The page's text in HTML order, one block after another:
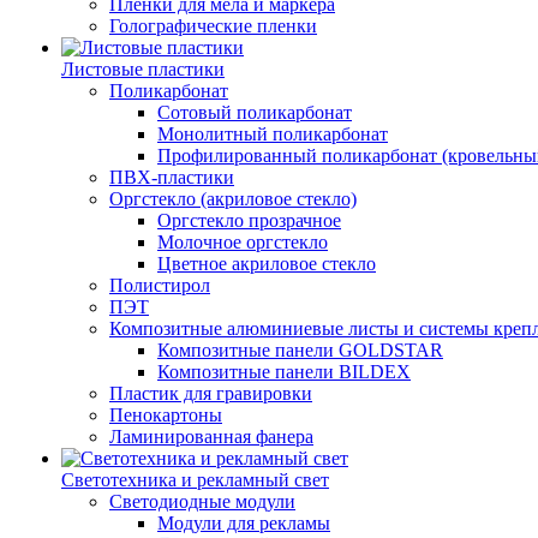
Пленки для мела и маркера
Голографические пленки
Листовые пластики
Поликарбонат
Сотовый поликарбонат
Монолитный поликарбонат
Профилированный поликарбонат
ПВХ-пластики
Оргстекло (акриловое стекло)
Оргстекло прозрачное
Молочное оргстекло
Цветное акриловое стекло
Полистирол
ПЭТ
Композитные алюминиевые листы и системы
Композитные панели GOLDSTAR
Композитные панели BILDEX
Пластик для гравировки
Пенокартоны
Ламинированная фанера
Светотехника и рекламный свет
Светодиодные модули
Модули для рекламы